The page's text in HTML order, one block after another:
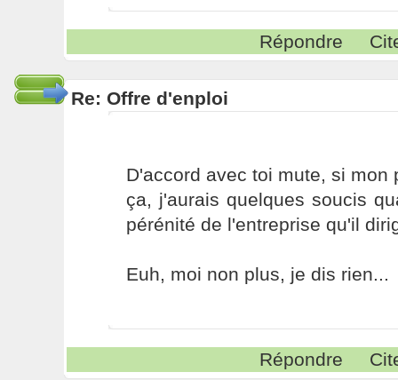
Répondre
Re: Offre d'enploi
D'accord avec toi mute, si mon
ça, j'aurais quelques soucis
pérénité de l'entreprise qu'il
Euh, moi non plus, je dis rien...
Répondre